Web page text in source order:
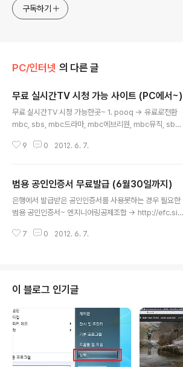
구독하기
PC/인터넷 의 다른 글
무료 실시간TV 시청 가능 사이트 (PC에서~)
무료 실시간TV 시청 가능한곳~ 1. pooq -> 유료로전환
mbc, sbs, mbc드라마, mbc에브리원, mbc뮤직, sbs
2, KBSN drama, KBSN joy, KBSN prime, WORLD
필요(이메일,이름,생년월일 만~) 4. 生 프로야구 중계 국내
프로야구 고화질 실시간 중계 ☞ http://fancast.pandor
a.tv/baseball/
9 0 2012. 6. 7.
범용 공인인증서 무료발급 (6월30일까지)
은행에서 발급받은 공인인증서를 사용못하는 경우 필요한
범용 공인인증서~ 엔지니어링공제조합 -> http://efc.sig
gnra.com/main.sg ※ 2012년 6월 30일까지만 무료
7 0 2012. 6. 7.
이 블로그 인기글